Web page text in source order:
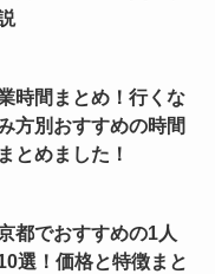
時間まとめ！行くな
方別おすすめの時間
とめました！
都でおすすめの1人
選！価格と特徴まと